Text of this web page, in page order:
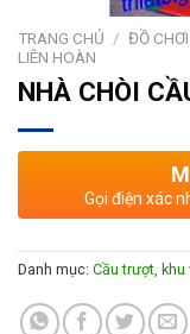
TRANG CHỦ / ĐỒ
LIÊN HOÀN
NHÀ CHÒI
Gọi điện xác
Danh mục: Cầu trượt,